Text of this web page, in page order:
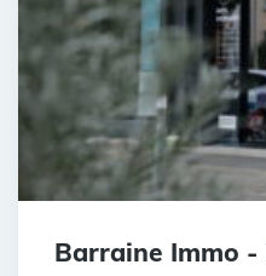
Barraine Immo